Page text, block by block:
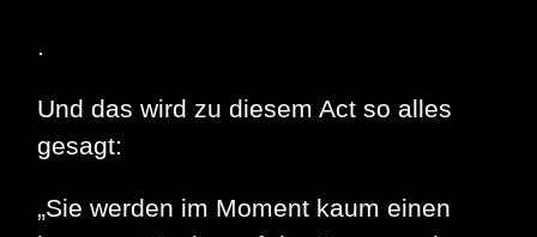
.
Und das wird zu diesem Act so alles
gesagt:
„Sie werden im Moment kaum einen